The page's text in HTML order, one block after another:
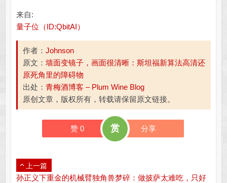
来自:
量子位（ID:QbitAI）
作者： Johnson
原文： 墙面变镜子，画面很清晰：斯坦福新算法高清还
原死角里的障碍物
出处： 青梅酒博客 – Plum Wine Blog
原创文章，版权所有，转载请保留原文链接。
赞 0 赏 分享
上一篇
孙正义下重金的机械臂独角兽梦碎：做披萨太难吃，只好